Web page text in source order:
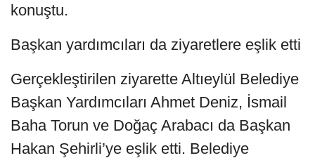
konuştu.
Başkan yardımcıları da ziyaretlere eşlik etti
Gerçekleştirilen ziyarette Altıeylül Belediye
Başkan Yardımcıları Ahmet Deniz, İsmail
Baha Torun ve Doğaç Arabacı da Başkan
Hakan Şehirli’ye eşlik etti. Belediye